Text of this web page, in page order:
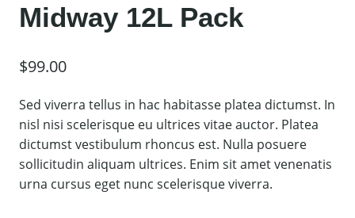
Midway 12L Pack
$99.00
Sed viverra tellus in hac habitasse platea dictumst. In
nisl nisi scelerisque eu ultrices vitae auctor. Platea
dictumst vestibulum rhoncus est. Nulla posuere
sollicitudin aliquam ultrices. Enim sit amet venenatis
urna cursus eget nunc scelerisque viverra.